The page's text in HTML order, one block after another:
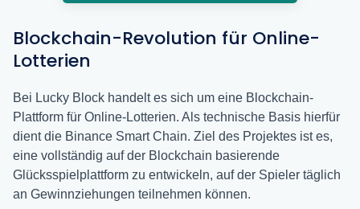
Blockchain-Revolution für Online-
Lotterien
Bei Lucky Block handelt es sich um eine Blockchain-
Plattform für Online-Lotterien. Als technische Basis hierfür
dient die Binance Smart Chain. Ziel des Projektes ist es,
eine vollständig auf der Blockchain basierende
Glücksspielplattform zu entwickeln, auf der Spieler täglich
an Gewinnziehungen teilnehmen können.